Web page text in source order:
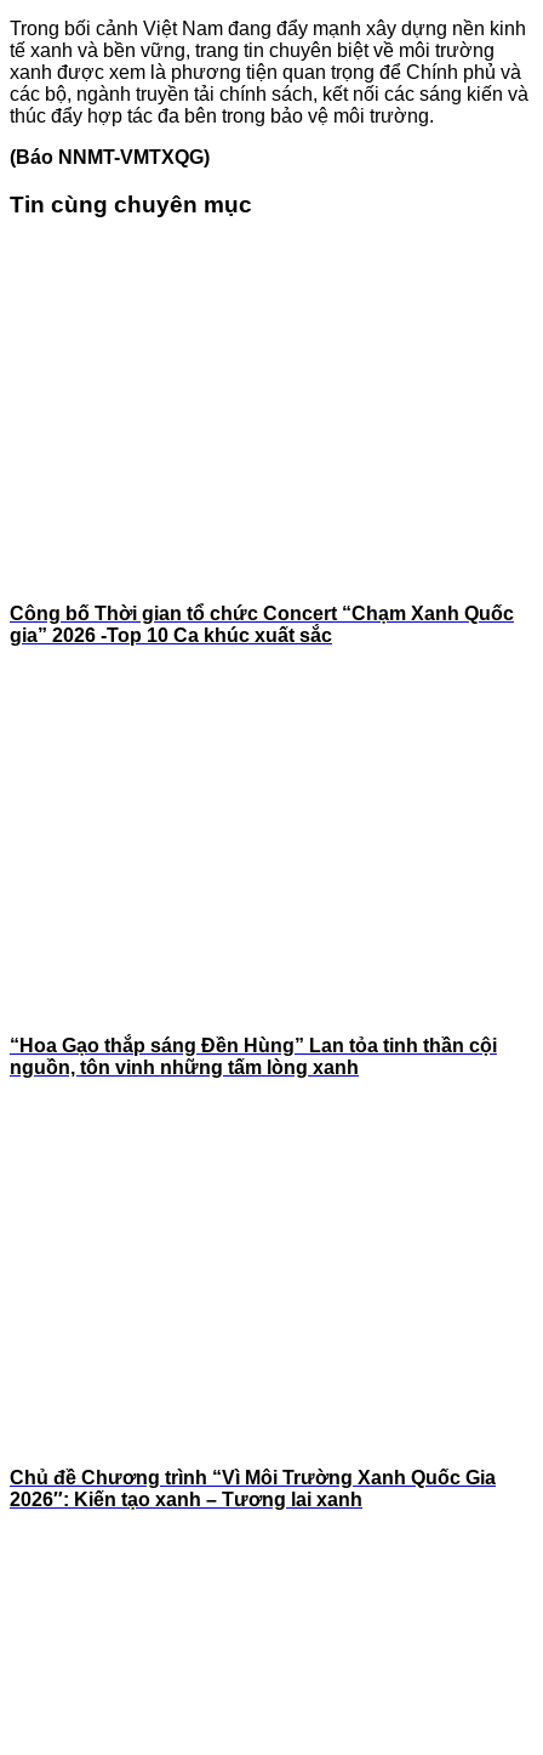
Trong bối cảnh Việt Nam đang đẩy mạnh xây dựng nền kinh
tế xanh và bền vững, trang tin chuyên biệt về môi trường
xanh được xem là phương tiện quan trọng để Chính phủ và
các bộ, ngành truyền tải chính sách, kết nối các sáng kiến và
thúc đẩy hợp tác đa bên trong bảo vệ môi trường.
(Báo NNMT-VMTXQG)
Tin cùng chuyên mục
Công bố Thời gian tổ chức Concert “Chạm Xanh Quốc
gia” 2026 -Top 10 Ca khúc xuất sắc
“Hoa Gạo thắp sáng Đền Hùng” Lan tỏa tinh thần cội
nguồn, tôn vinh những tấm lòng xanh
Chủ đề Chương trình “Vì Môi Trường Xanh Quốc Gia
2026″: Kiến tạo xanh – Tương lai xanh